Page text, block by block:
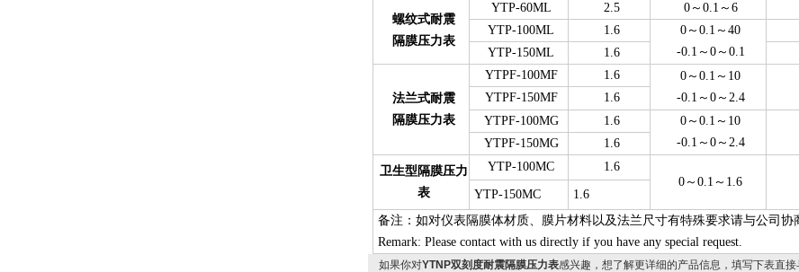
螺纹式耐震
隔膜压力表
YTP-60ML 2.5 0～0.1～6
YTP-100ML
1.6 0 ～0.1～40
-0.1 ～0～0.1
YTP-150ML
1.6
法兰式耐震
隔膜压力表
YTPF-100MF 1.6 0 ～0.1～10
-0.1 ～0～2.4
YTPF-150MF
1.6
YTPF-100MG
1.6 0 ～0.1～10
-0.1 ～0～2.4
YTPF-150MG 1.6
卫生型隔膜压力
表
YTP-100MC
1.6
0 ～0.1～1.6
YTP-150MC
1.6
备注：如对仪表隔膜体材质、膜片材料以及法兰尺寸有特殊要求请与公司协
Remark: Please contact with us directly if you have any special request.
如果你对YTNP双刻度耐震隔膜压力表感兴趣，想了解更详细的产品信息，填写下表直接